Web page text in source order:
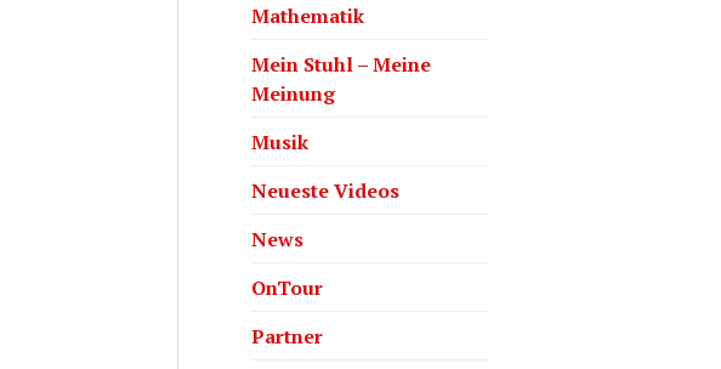
Mathematik
Mein Stuhl – Meine
Meinung
Musik
Neueste Videos
News
OnTour
Partner